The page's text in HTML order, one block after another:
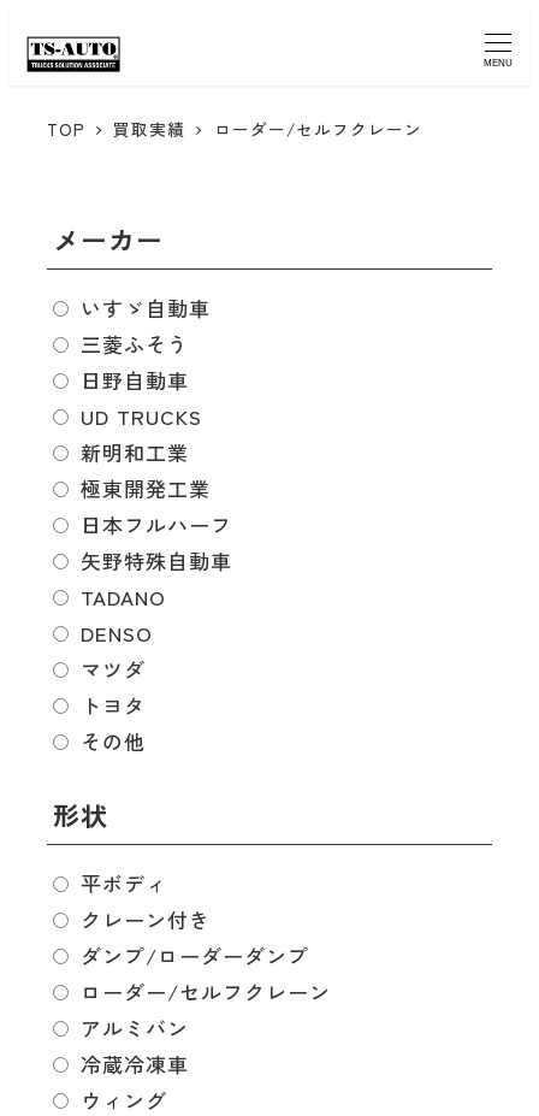
MENU
TOP 買取実績 ローダー/セルフクレーン
メーカー
いすゞ自動車
三菱ふそう
日野自動車
UD TRUCKS
新明和工業
極東開発工業
日本フルハーフ
矢野特殊自動車
TADANO
DENSO
マツダ
トヨタ
その他
形状
平ボディ
クレーン付き
ダンプ/ローダーダンプ
ローダー/セルフクレーン
アルミバン
冷蔵冷凍車
ウィング